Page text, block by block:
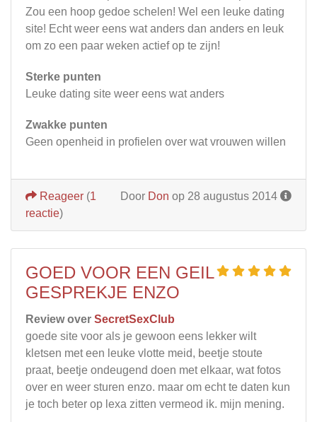
Zou een hoop gedoe schelen! Wel een leuke dating
site! Echt weer eens wat anders dan anders en leuk
om zo een paar weken actief op te zijn!
Sterke punten
Leuke dating site weer eens wat anders
Zwakke punten
Geen openheid in profielen over wat vrouwen willen
Door Don op 28 augustus 2014
Reageer (1
reactie)
GOED VOOR EEN GEIL
GESPREKJE ENZO
Review over SecretSexClub
goede site voor als je gewoon eens lekker wilt
kletsen met een leuke vlotte meid, beetje stoute
praat, beetje ondeugend doen met elkaar, wat fotos
over en weer sturen enzo. maar om echt te daten kun
je toch beter op lexa zitten vermeod ik. mijn mening.